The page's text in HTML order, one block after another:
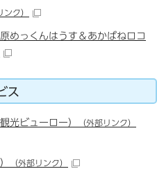
ンク）
めっくんはうす＆あかばねロコ
ス
光ビューロー） （外部リンク）
（外部リンク）